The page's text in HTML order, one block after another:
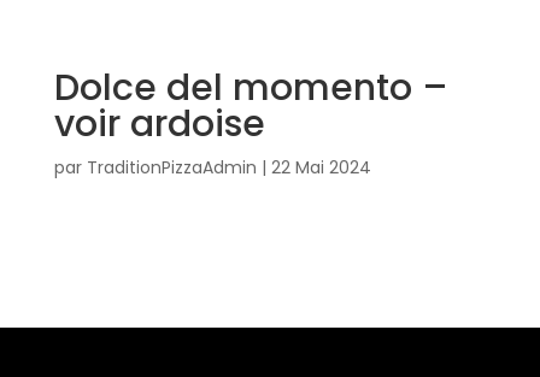
Dolce del momento –
voir ardoise
par TraditionPizzaAdmin | 22 Mai 2024